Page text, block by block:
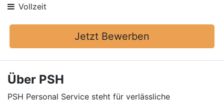
Vollzeit
Jetzt Bewerben
Über PSH
PSH Personal Service steht für verlässliche